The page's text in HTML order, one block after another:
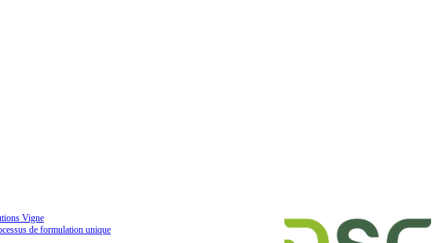
Vigne
de formulation unique